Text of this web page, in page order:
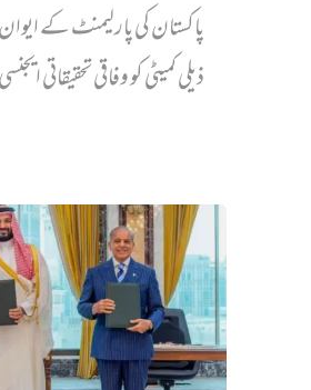
پاکستان کی پارلیمنٹ کے
ذیلی کمیٹی کو وفاقی